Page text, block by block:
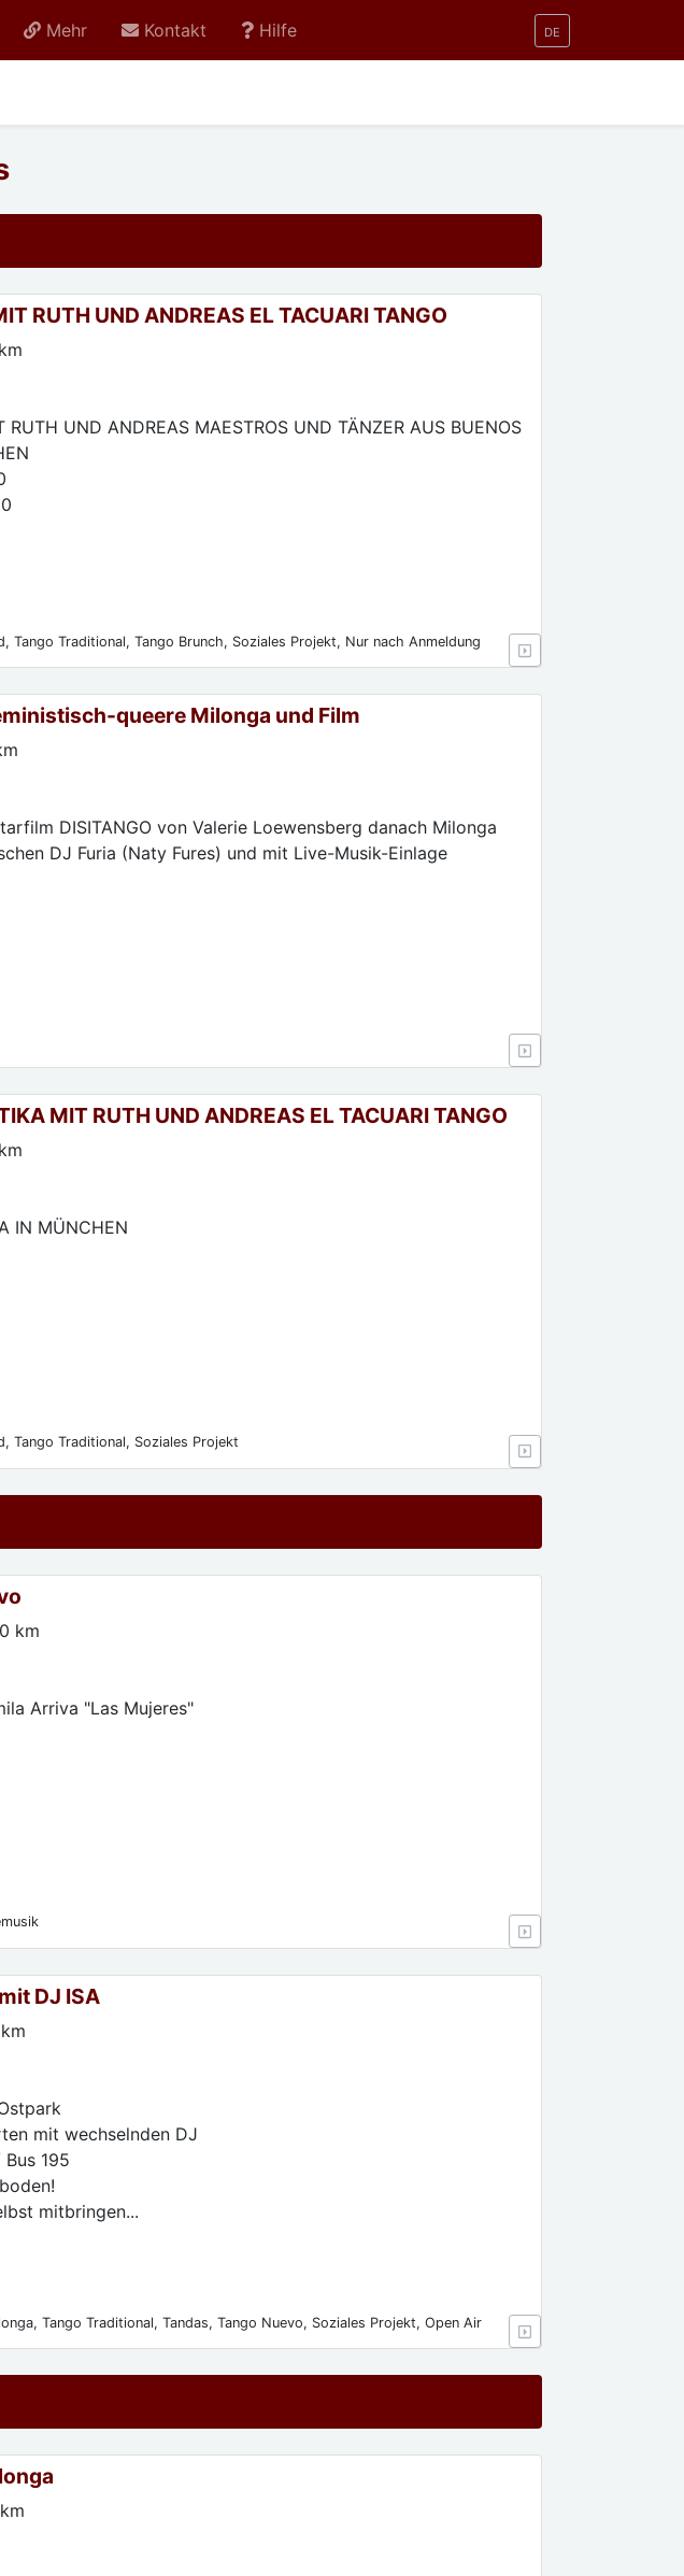
Mehr Kontakt Hilfe DE
RUTH UND ANDREAS EL TACUARI TANGO
RUTH UND ANDREAS MAESTROS UND TÄNZER AUS BUENOS
Tango Traditional, Tango Brunch, Soziales Projekt, Nur nach Anmeldung
queere Milonga und Film
DISITANGO von Valerie Loewensberg danach Milonga
DJ Furia (Naty Fures) und mit Live-Musik-Einlage
MIT RUTH UND ANDREAS EL TACUARI TANGO
IN MÜNCHEN
Tango Traditional, Soziales Projekt
km
Arriva "Las Mujeres"
DJ ISA
mit wechselnden DJ
195
mitbringen...
Tango Traditional, Tandas, Tango Nuevo, Soziales Projekt, Open Air